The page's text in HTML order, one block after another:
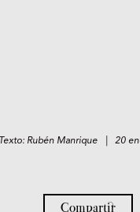
Texto: Rubén Manrique | 20
Compartir